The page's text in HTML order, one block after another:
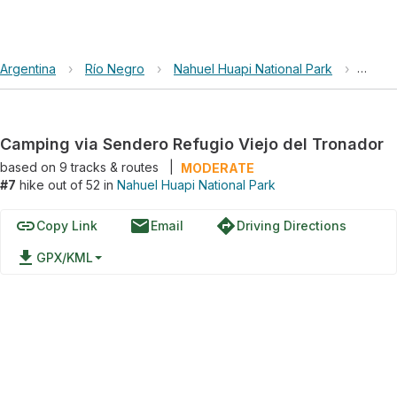
Argentina › Río Negro › Nahuel Huapi National Park ›
Camping via Sendero Refugio Viejo del Tronador
based on 9tracks & routes
MODERATE
#7 hike out of 52 in Nahuel Huapi National Park
linkCopy Link emailEmail directionsDriving Directions
file_download GPX/KML